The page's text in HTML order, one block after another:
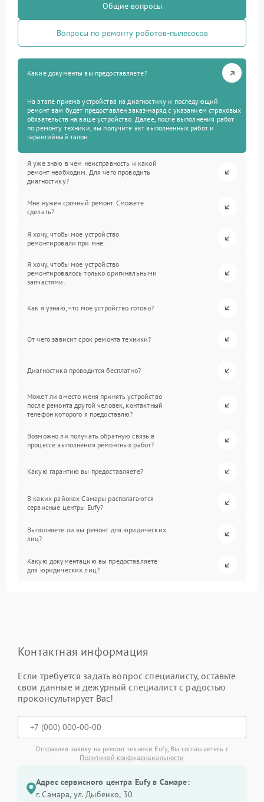
Общие вопросы
Вопросы по ремонту роботов-пылесосов
Какие документы вы предоставляете?
На этапе приема устройства на диагностику и последующий
ремонт вам будет предоставлен заказ-наряд с указанием страховых
обязательств на ваше устройство. Далее, после выполнения работ
по ремонту техники, вы получите акт выполненных работ и
гарантийный талон.
Я уже знаю в чем неисправность и какой
ремонт необходим. Для чего проводить
диагностику?
Мне нужен срочный ремонт. Сможете
сделать?
Я хочу, чтобы мое устройство
ремонтировали при мне.
Я хочу, чтобы мое устройство
ремонтировалось только оригинальными
запчастями.
Как я узнаю, что мое устройство готово?
От чего зависит срок ремонта техники?
Диагностика проводится бесплатно?
Может ли вместо меня принять устройство
после ремонта другой человек, контактный
телефон которого я предоставлю?
Возможно ли получать обратную связь в
процессе выполнения ремонтных работ?
Какую гарантию вы предоставляете?
В каких районах Самары располагаются
сервисные центры Eufy?
Выполняете ли вы ремонт для юридических
лиц?
Какую документацию вы предоставляете
для юридических лиц?
Контактная информация
Если требуется задать вопрос специалисту, оставьте
свои данные и дежурный специалист с радостью
проконсультирует Вас!
Отправляя заявку на ремонт техники Eufy, Вы соглашаетесь с
Политикой конфиденциальности
Адрес сервисного центра Eufy в Самаре:
г. Самара, ул. Дыбенко, 30